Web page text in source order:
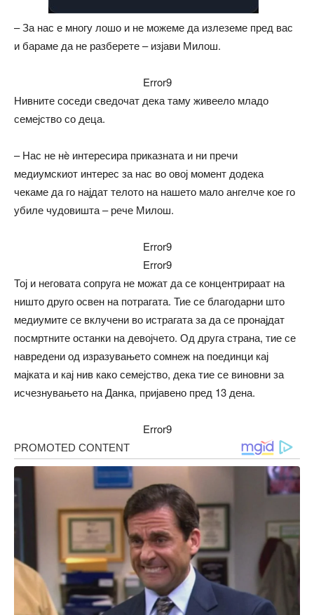
– За нас е многу лошо и не можеме да излеземе пред вас
и бараме да не разберете – изјави Милош.
Error9
Нивните соседи сведочат дека таму живеело младо
семејство со деца.
– Нас не нè интересира приказната и ни пречи
медиумскиот интерес за нас во овој момент додека
чекаме да го најдат телото на нашето мало ангелче кое го
убиле чудовишта – рече Милош.
Error9
Error9
Тој и неговата сопруга не можат да се концентрираат на
ништо друго освен на потрагата. Тие се благодарни што
медиумите се вклучени во истрагата за да се пронајдат
посмртните останки на девојчето. Од друга страна, тие се
навредени од изразувањето сомнеж на поединци кај
мајката и кај нив како семејство, дека тие се виновни за
исчезнувањето на Данка, пријавено пред 13 дена.
Error9